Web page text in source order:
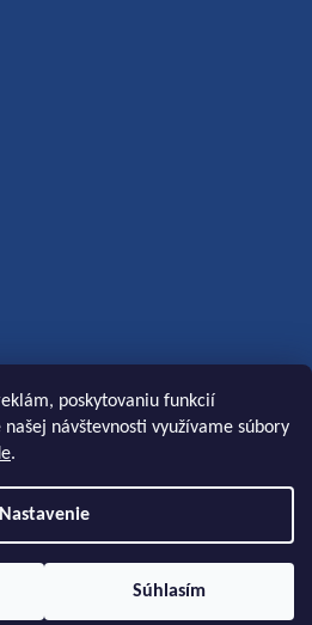
poskytovaniu funkcií
návštevnosti využívame súbory
.
Nastavenie
Súhlasím
s.r.o.
. Všetky práva vyhradené.